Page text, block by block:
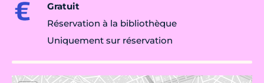
Gratuit
Réservation à la bibliothèque
Uniquement sur réservation